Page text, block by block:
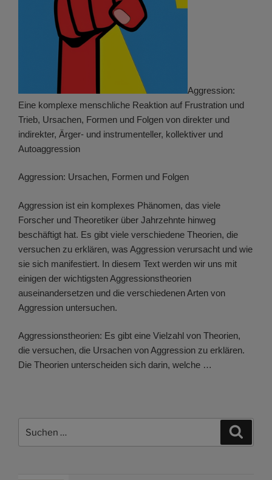
Aggression:
Eine komplexe menschliche Reaktion auf Frustration und
Trieb, Ursachen, Formen und Folgen von direkter und
indirekter, Ärger- und instrumenteller, kollektiver und
Autoaggression
Aggression: Ursachen, Formen und Folgen
Aggression ist ein komplexes Phänomen, das viele
Forscher und Theoretiker über Jahrzehnte hinweg
beschäftigt hat. Es gibt viele verschiedene Theorien, die
versuchen zu erklären, was Aggression verursacht und wie
sie sich manifestiert. In diesem Text werden wir uns mit
einigen der wichtigsten Aggressionstheorien
auseinandersetzen und die verschiedenen Arten von
Aggression untersuchen.
Aggressionstheorien: Es gibt eine Vielzahl von Theorien,
die versuchen, die Ursachen von Aggression zu erklären.
Die Theorien unterscheiden sich darin, welche …
nach: